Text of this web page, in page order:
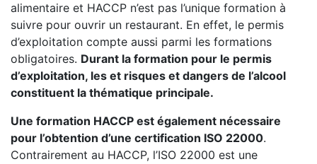
alimentaire et HACCP n’est pas l’unique formation à
suivre pour ouvrir un restaurant. En effet, le permis
d’exploitation compte aussi parmi les formations
obligatoires. Durant la formation pour le permis
d’exploitation, les et risques et dangers de l’alcool
constituent la thématique principale.
Une formation HACCP est également nécessaire
pour l’obtention d’une certification ISO 22000.
Contrairement au HACCP, l’ISO 22000 est une